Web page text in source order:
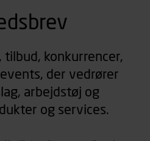
tilbud, konkurrencer,
der vedrører
arbejdstøj og
og services.